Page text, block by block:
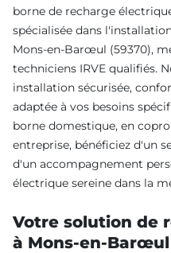
borne de recharge
spécialisée dans
Mons-en-Barœul (59370),
techniciens IRVE qualifiés.
installation sécurisée,
adaptée à vos besoins
borne domestique, en
entreprise, bénéficiez d'un
d'un accompagnement
électrique sereine dans la
Votre solution de
à Mons-en-Barœul